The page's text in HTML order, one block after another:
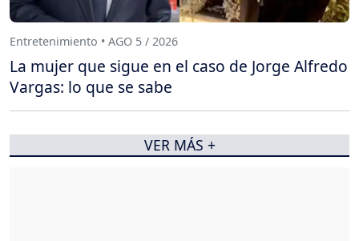
Entretenimiento • AGO 5 / 2026
La mujer que sigue en el caso de Jorge Alfredo
Vargas: lo que se sabe
VER MÁS +